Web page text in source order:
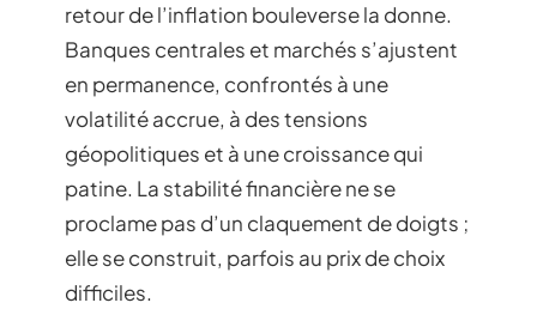
retour de l’inflation bouleverse la donne.
Banques centrales et marchés s’ajustent
en permanence, confrontés à une
volatilité accrue, à des tensions
géopolitiques et à une croissance qui
patine. La stabilité financière ne se
proclame pas d’un claquement de doigts ;
elle se construit, parfois au prix de choix
difficiles.